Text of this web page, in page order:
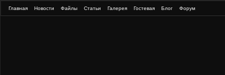
Главная Новости Файлы Статьи Галерея Гостевая Блог Форум